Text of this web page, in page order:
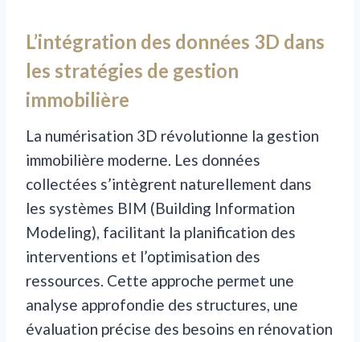
L’intégration des données 3D dans
les stratégies de gestion
immobilière
La numérisation 3D révolutionne la gestion
immobilière moderne. Les données
collectées s’intègrent naturellement dans
les systèmes BIM (Building Information
Modeling), facilitant la planification des
interventions et l’optimisation des
ressources. Cette approche permet une
analyse approfondie des structures, une
évaluation précise des besoins en rénovation